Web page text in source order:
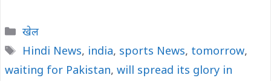
Categories
खेल
Tags
Hindi News, india, sports News, tomorrow,
waiting for Pakistan, will spread its glory in